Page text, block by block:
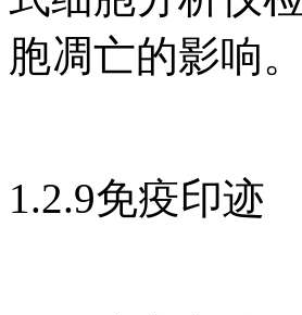
胞凋亡的影响。
1.2.9免疫印迹